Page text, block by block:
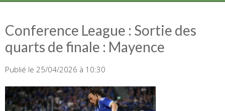
Conference League : Sortie des
quarts de finale : Mayence
Publié le 25/04/2026 à 10:30